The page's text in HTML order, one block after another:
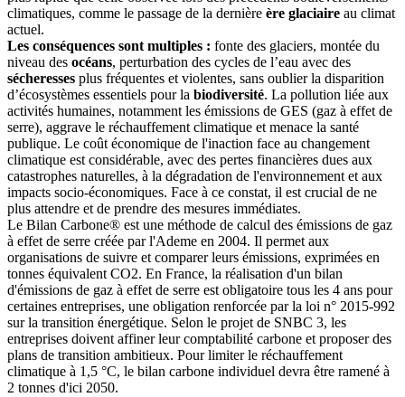
climatiques, comme le passage de la dernière ère glaciaire au climat
actuel.
Les conséquences sont multiples : fonte des glaciers, montée du
niveau des océans, perturbation des cycles de l’eau avec des
sécheresses plus fréquentes et violentes, sans oublier la disparition
d’écosystèmes essentiels pour la biodiversité. La pollution liée aux
activités humaines, notamment les émissions de GES (gaz à effet de
serre), aggrave le réchauffement climatique et menace la santé
publique. Le coût économique de l'inaction face au changement
climatique est considérable, avec des pertes financières dues aux
catastrophes naturelles, à la dégradation de l'environnement et aux
impacts socio-économiques. Face à ce constat, il est crucial de ne
plus attendre et de prendre des mesures immédiates.
Le Bilan Carbone® est une méthode de calcul des émissions de gaz
à effet de serre créée par l'Ademe en 2004. Il permet aux
organisations de suivre et comparer leurs émissions, exprimées en
tonnes équivalent CO2. En France, la réalisation d'un bilan
d'émissions de gaz à effet de serre est obligatoire tous les 4 ans pour
certaines entreprises, une obligation renforcée par la loi n° 2015-992
sur la transition énergétique. Selon le projet de SNBC 3, les
entreprises doivent affiner leur comptabilité carbone et proposer des
plans de transition ambitieux. Pour limiter le réchauffement
climatique à 1,5 °C, le bilan carbone individuel devra être ramené à
2 tonnes d'ici 2050.